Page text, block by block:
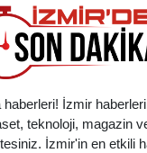
haberleri! İzmir
teknoloji, magazin
İzmir'in en etkili